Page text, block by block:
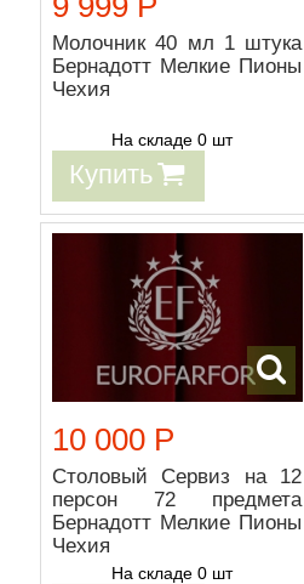
Молочник 40 мл 1 штука
Бернадотт Мелкие Пионы
Чехия
На складе 0 шт
Купить
10 000 Р
Столовый Сервиз на 12
персон 72 предмета
Бернадотт Мелкие Пионы
Чехия
На складе 0 шт